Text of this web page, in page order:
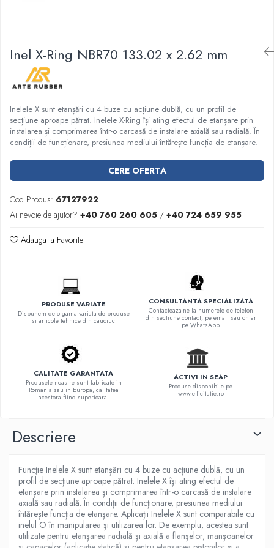
Pentru etansari cu gauri de trecere a
prezoanelor (full face) conform DIN
86071
Pentru flanse plate cu umar (RF) conform
DIN 2690
Inel X-Ring NBR70 133.02 x 2.62 mm
Inelele X sunt etanșări cu 4 buze cu acțiune dublă, cu un profil de
secțiune aproape pătrat. Inelele X-Ring își ating efectul de etanșare prin
instalarea și comprimarea într-o carcasă de instalare axială sau radială. În
condiții de funcționare, presiunea mediului întărește funcția de etanșare.
CERE OFERTA
Cod Produs: 67127922
Ai nevoie de ajutor? +40 760 260 605 / +40 724 659 955
Adauga la Favorite
PRODUSE VARIATE
Dispunem de o gama variata de produse
si articole tehnice din cauciuc
CONSULTANTA SPECIALIZATA
Contacteaza-ne la numerele de telefon
din sectiune contact, pe email sau chiar
pe WhatsApp
CALITATE GARANTATA
Produsele noastre sunt fabricate in
Romania sau in Europa, calitatea
acestora fiind superioara.
ACTIVI IN SEAP
Produse disponibile pe
www.e-licitatie.ro
Descriere
Funcţie Inelele X sunt etanșări cu 4 buze cu acțiune dublă, cu un
profil de secțiune aproape pătrat. Inelele X își ating efectul de
etanșare prin instalarea și comprimarea într-o carcasă de instalare
axială sau radială. În condiții de funcționare, presiunea mediului
întărește funcția de etanșare. Aplicații Inelele X sunt comparabile cu
inelul O în manipularea și utilizarea lor. De exemplu, acestea sunt
utilizate pentru etanșarea radială și axială a flanșelor, manșoanelor